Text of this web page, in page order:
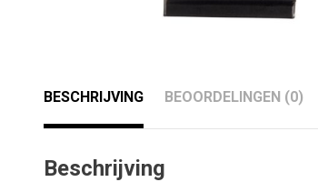
BESCHRIJVING BEOORDELINGEN (0)
Beschrijving